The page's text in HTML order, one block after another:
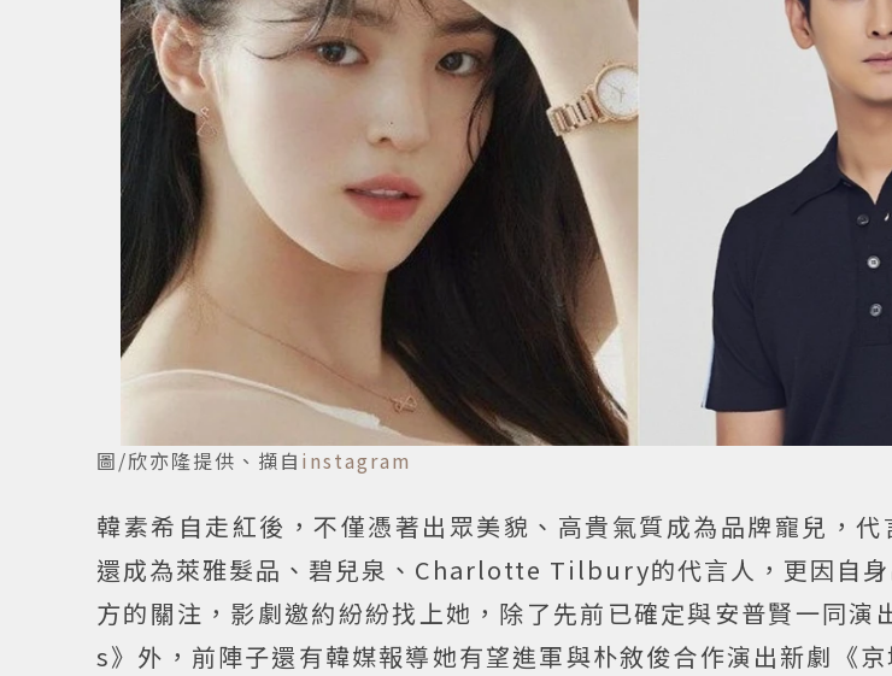
圖/欣亦隆提供、擷自 instagram
韓素希自走紅後，不僅憑著出眾美貌、高貴氣質成為品牌寵兒，代
還成為萊雅髮品、碧兒泉、Charlotte Tilbury的代言人，更因自身
方的關注，影劇邀約紛紛找上她，除了先前已確定與安普賢一同
s》外，前陣子還有韓媒報導她有望進軍與朴敘俊合作演出新劇《